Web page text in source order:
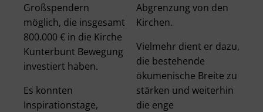
Großspendern
möglich, die insgesamt
800.000 € in die Kirche
Kunterbunt Bewegung
investiert haben.
Es konnten
Inspirationstage,
Abgrenzung von den
Kirchen.
Vielmehr dient er dazu,
die bestehende
ökumenische Breite zu
stärken und weiterhin
die enge